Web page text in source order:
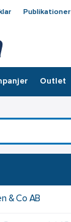
Publikationer
Outlet
& Co AB